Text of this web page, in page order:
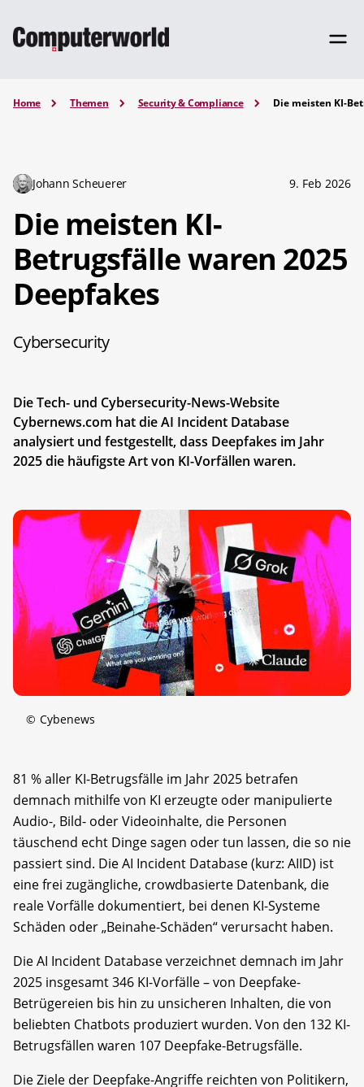
Home Themen Security & Compliance Die meisten KI-
Johann Scheuerer 9. Feb 2026
Die meisten KI-
Betrugsfälle waren 2025
Deepfakes
Cybersecurity
Die Tech- und Cybersecurity-News-Website
Cybernews.com hat die AI Incident Database
analysiert und festgestellt, dass Deepfakes im Jahr
2025 die häufigste Art von KI-Vorfällen waren.
© Cybenews
81 % aller KI-Betrugsfälle im Jahr 2025 betrafen
demnach mithilfe von KI erzeugte oder manipulierte
Audio-, Bild- oder Videoinhalte, die Personen
täuschend echt Dinge sagen oder tun lassen, die so nie
passiert sind. Die AI Incident Database (kurz: AIID) ist
eine frei zugängliche, crowdbasierte Datenbank, die
reale Vorfälle dokumentiert, bei denen KI-Systeme
Schäden oder „Beinahe-Schäden“ verursacht haben.
Die AI Incident Database verzeichnet demnach im Jahr
2025 insgesamt 346 KI-Vorfälle – von Deepfake-
Betrügereien bis hin zu unsicheren Inhalten, die von
beliebten Chatbots produziert wurden. Von den 132 KI-
Betrugsfällen waren 107 Deepfake-Betrugsfälle.
Die Ziele der Deepfake-Angriffe reichten von Politikern,